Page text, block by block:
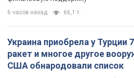
"Нас услышали лишь одним
Украины уже 24-й день
митинги в поддержку